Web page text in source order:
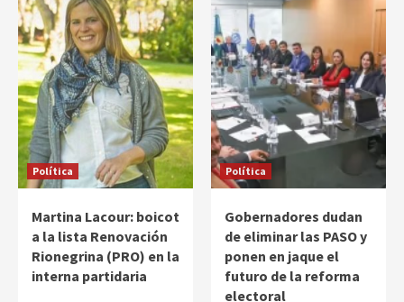
Política
Martina Lacour: boicot
a la lista Renovación
Rionegrina (PRO) en la
interna partidaria
Política
Gobernadores dudan
de eliminar las PASO y
ponen en jaque el
futuro de la reforma
electoral